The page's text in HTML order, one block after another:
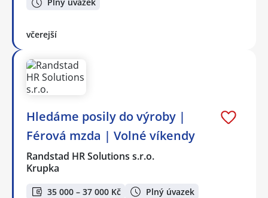
včerejší
Hledáme posily do výroby |
Férová mzda | Volné víkendy
Randstad HR Solutions s.r.o.
Krupka
35 000 – 37 000 Kč
Plný úvazek